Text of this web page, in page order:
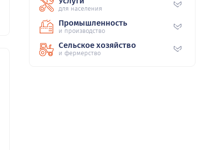
для населения
Промышленность
и производство
Сельское хозяйство
и фермерство